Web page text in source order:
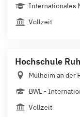
Internationales
Vollzeit
Hochschule
Mülheim an der
BWL -
Vollzeit